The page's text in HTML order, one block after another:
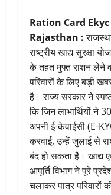
Ration Card
Rajasthan :
राष्ट्रीय खाद्य सुरक्षा
के तहत मुफ्त राशन लेने
परिवारों के लिए बड़ी
है। राज्य सरकार ने
कि जिन लाभार्थियों ने
अपनी ई-केवाईसी (E-
करवाई, उन्हें जुलाई से
बंद हो सकता है। खाद्य
आपूर्ति विभाग ने पूरे
चलाकर पात्र परिवारों